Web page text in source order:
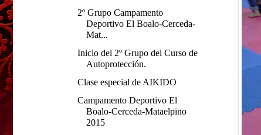
2º Grupo Campamento
Deportivo El Boalo-Cerceda-
Mat...
Inicio del 2º Grupo del Curso de
Autoprotección.
Clase especial de AIKIDO
Campamento Deportivo El
Boalo-Cerceda-Mataelpino
2015